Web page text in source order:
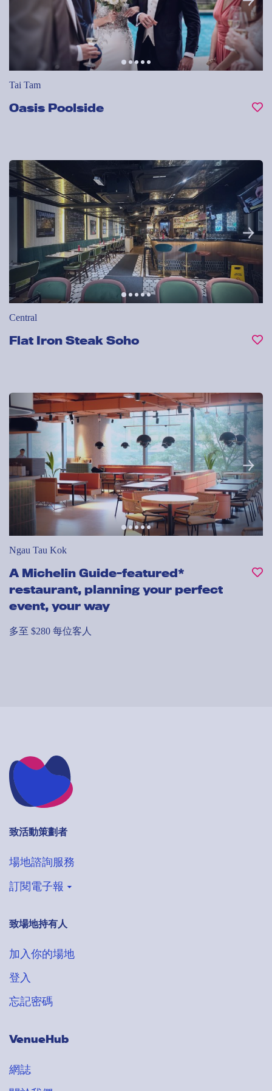
Tai Tam
Oasis Poolside
Central
Flat Iron Steak Soho
Ngau Tau Kok
A Michelin Guide-featured*
restaurant, planning your perfect
event, your way
多至 $280 每位客人
致活動策劃者
場地諮詢服務
訂閱電子報
登記收取VenueHub電子通訊
搶先獲得最新場地情報
致場地持有人
加入你的場地
登入
忘記密碼
VenueHub
網誌